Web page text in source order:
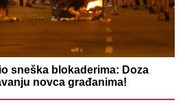
sneška blokaderima: Doza
novca građanima!